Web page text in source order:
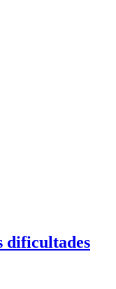
dificultades